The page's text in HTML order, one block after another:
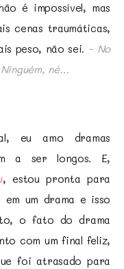
é impossível, mas
cenas traumáticas,
peso, não sei. ~ No
né…
eu amo dramas
a ser longos. E,
, estou pronta para
um drama e isso
o fato do drama
com um final feliz,
foi atrasado para